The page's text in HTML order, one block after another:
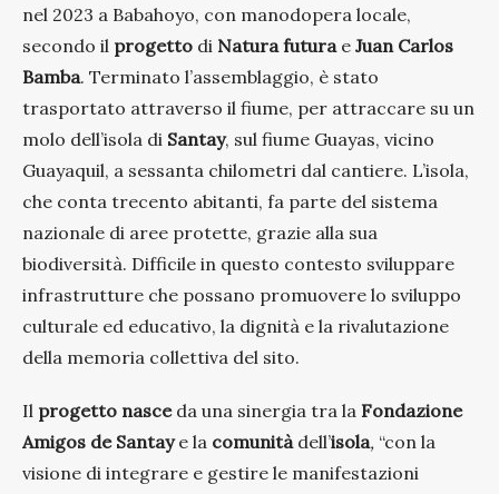
nel 2023 a Babahoyo, con manodopera locale,
secondo il progetto di Natura futura e Juan Carlos
Bamba. Terminato l’assemblaggio, è stato
trasportato attraverso il fiume, per attraccare su un
molo dell’isola di Santay, sul fiume Guayas, vicino
Guayaquil, a sessanta chilometri dal cantiere. L’isola,
che conta trecento abitanti, fa parte del sistema
nazionale di aree protette, grazie alla sua
biodiversità. Difficile in questo contesto sviluppare
infrastrutture che possano promuovere lo sviluppo
culturale ed educativo, la dignità e la rivalutazione
della memoria collettiva del sito.
Il progetto nasceda una sinergia tra la Fondazione
Amigos de Santaye la comunità dell’isola, “con la
visione di integrare e gestire le manifestazioni